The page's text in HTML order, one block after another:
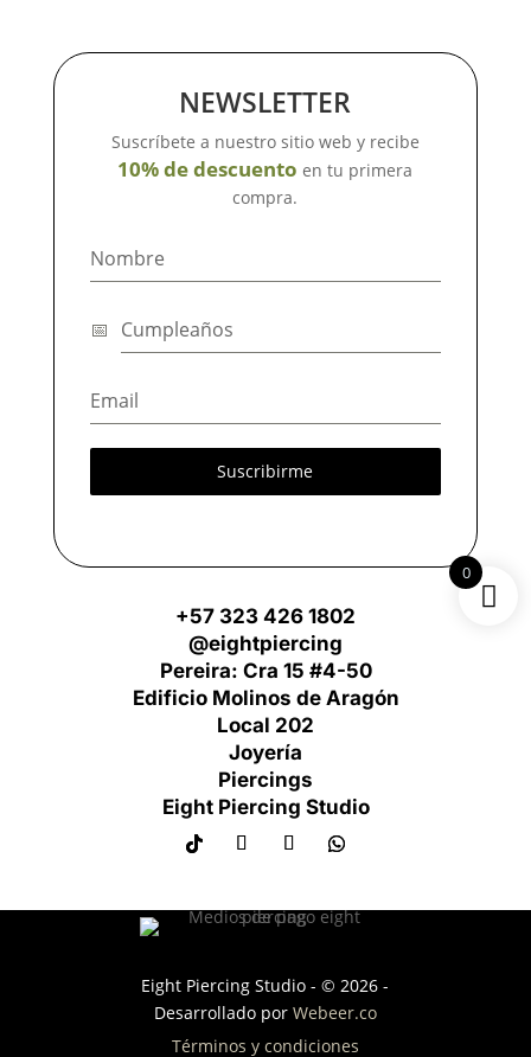
NEWSLETTER
Suscríbete a nuestro sitio web y recibe
10% de descuento en tu primera
compra.
Suscribirme
+57 323 426 1802
@eightpiercing
Pereira: Cra 15 #4-50
Edificio Molinos de Aragón
Local 202
Joyería
Piercings
Eight Piercing Studio
Eight Piercing Studio - © 2026 -
Desarrollado por Webeer.co
Términos y condiciones
0